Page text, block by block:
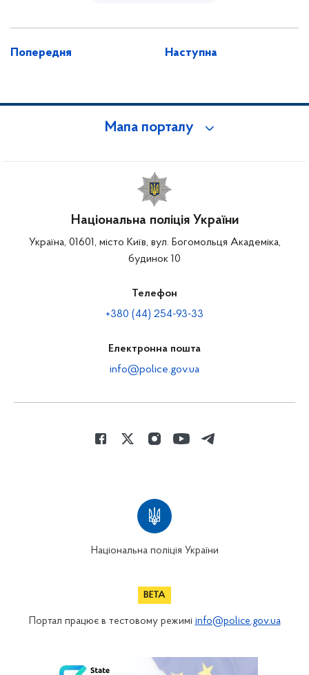
Попередня Наступна
Мапа порталу
Національна поліція України
Україна, 01601, місто Київ, вул. Богомольця Академіка,
будинок 10
Телефон
+380 (44) 254-93-33
Електронна пошта
info@police.gov.ua
Національна поліція України
Портал працює в тестовому режимі info@police.gov.ua